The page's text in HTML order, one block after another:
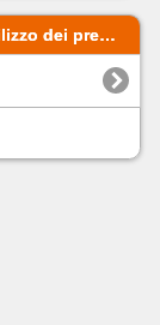
Per problemi relativi all'accesso e/o all'utilizzo dei presenti servizi web procedere nel seguente ordine: